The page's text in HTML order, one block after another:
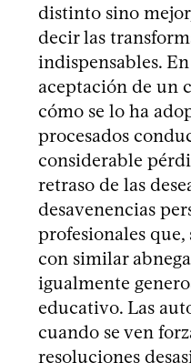
distinto sino
decir las
indispensables.
aceptación de un
cómo se lo ha
procesados
considerable
retraso de las
desavenencias
profesionales
con similar
igualmente
educativo. Las
cuando se ven
resoluciones